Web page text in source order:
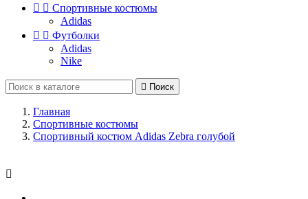
  Спортивные костюмы
Adidas
  Футболки
Adidas
Nike
 Поиск
Главная
Спортивные костюмы
Спортивный костюм Adidas Zebra голубой
